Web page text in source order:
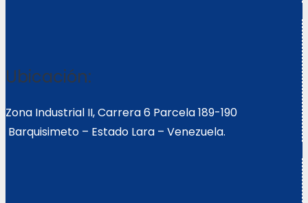
Ubicación:
Zona Industrial II, Carrera 6 Parcela 189-190
Barquisimeto – Estado Lara – Venezuela.